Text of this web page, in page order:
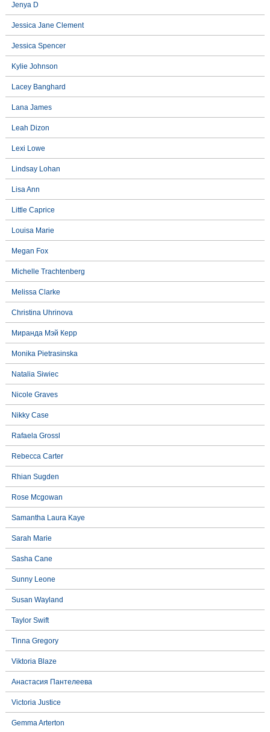
Jenya D
Jessica Jane Clement
Jessica Spencer
Kylie Johnson
Lacey Banghard
Lana James
Leah Dizon
Lexi Lowe
Lindsay Lohan
Lisa Ann
Little Caprice
Louisa Marie
Megan Fox
Michelle Trachtenberg
Melissa Clarke
Christina Uhrinova
Миранда Мэй Керр
Monika Pietrasinska
Natalia Siwiec
Nicole Graves
Nikky Case
Rafaela Grossl
Rebecca Carter
Rhian Sugden
Rose Mcgowan
Samantha Laura Kaye
Sarah Marie
Sasha Cane
Sunny Leone
Susan Wayland
Taylor Swift
Tinna Gregory
Viktoria Blaze
Анастасия Пантелеева
Victoria Justice
Gemma Arterton